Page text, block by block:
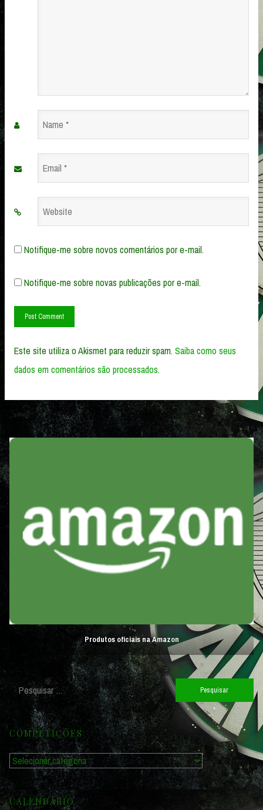
Name
Email
Website
Notifique-me sobre novos comentários por e-mail.
Notifique-me sobre novas publicações por e-mail.
Este site utiliza o Akismet para reduzir spam.Saiba como seus
dados em comentários são processados.
Produtos oficiais na Amazon
Pesquisar
por:
COMPETIÇÕES
Competições
CALENDÁRIO